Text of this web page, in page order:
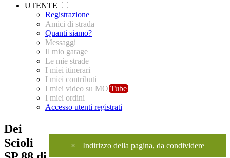
UTENTE
Registrazione
Amici di strada
Quanti siamo?
Messaggi
Il mio garage
Le mie strade
I miei itinerari
I miei contributi
I miei video su MO Tube
I miei ordini
Accesso utenti registrati
× Indirizzo della pagina, da condividere
Dei
Scioli